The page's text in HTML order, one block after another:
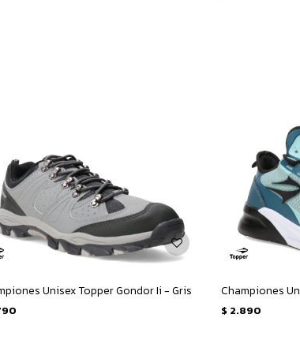
Unisex Topper Gondor Ii - Gris
$ 2.890